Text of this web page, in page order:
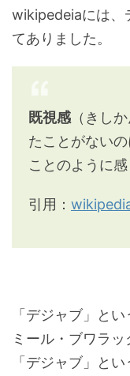
wikipedeiaには、
てありました。
既視感 （きし
たことがない
ことのように感
引用：
「デジャブ」と
ミール・ブワラ
「デジャブ」と